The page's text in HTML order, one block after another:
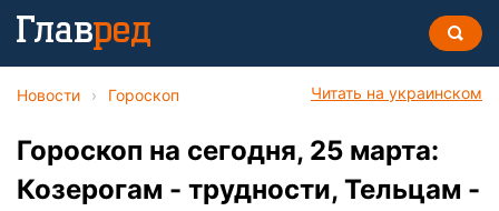
Новости › Гороскоп Читать на украинском
Гороскоп на сегодня, 25 марта:
Козерогам - трудности, Тельцам -